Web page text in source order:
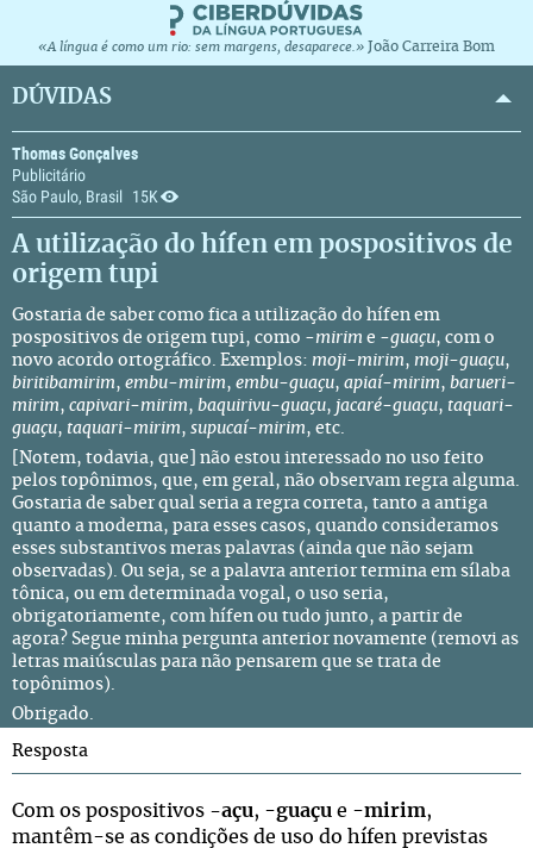
«A língua é como um rio: sem margens, desaparece.» João Carreira Bom
DÚVIDAS
Thomas Gonçalves
Publicitário
São Paulo, Brasil
15K
A utilização do hífen em pospositivos de
origem tupi
Gostaria de saber como fica a utilização do hífen em
pospositivos de origem tupi, como -mirim e -guaçu, com o
novo acordo ortográfico. Exemplos: moji-mirim, moji-guaçu,
biritibamirim, embu-mirim, embu-guaçu, apiaí-mirim, barueri-
mirim, capivari-mirim, baquirivu-guaçu, jacaré-guaçu, taquari-
guaçu, taquari-mirim, supucaí-mirim, etc.
[Notem, todavia, que] não estou interessado no uso feito
pelos topônimos, que, em geral, não observam regra alguma.
Gostaria de saber qual seria a regra correta, tanto a antiga
quanto a moderna, para esses casos, quando consideramos
esses substantivos meras palavras (ainda que não sejam
observadas). Ou seja, se a palavra anterior termina em sílaba
tônica, ou em determinada vogal, o uso seria,
obrigatoriamente, com hífen ou tudo junto, a partir de
agora? Segue minha pergunta anterior novamente (removi as
letras maiúsculas para não pensarem que se trata de
topônimos).
Obrigado.
Resposta
Com os pospositivos -açu, -guaçu e -mirim,
mantêm-se as condições de uso do hífen previstas